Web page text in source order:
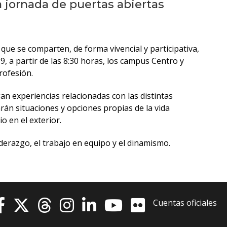
facultad
de
arquitectura
en
medios
de puertas abiertas
se comparten, de forma vivencial y participativa,
a partir de las 8:30 horas, los campus Centro y
experiencias relacionadas con las distintas
situaciones y opciones propias de la vida
en el exterior.
el trabajo en equipo y el dinamismo.
Cuentas oficiales